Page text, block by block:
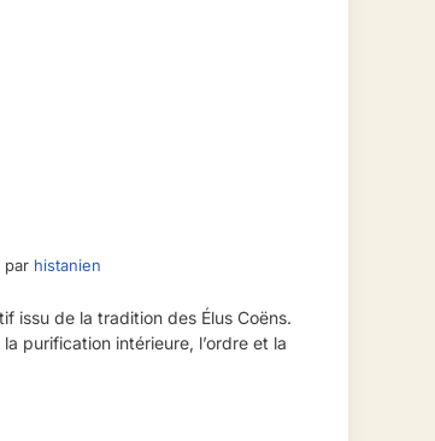
par histanien
issu de la tradition des Élus Coëns.
purification intérieure, l’ordre et la